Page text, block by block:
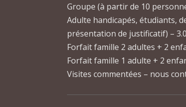
Groupe (à partir de 10
Adulte handicapés, étudiants,
présentation de justificatif) –
Forfait famille 2 adultes + 2
Forfait famille 1 adulte + 2
Visites commentées – nous